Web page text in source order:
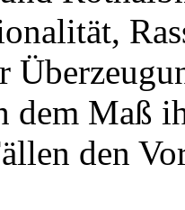
dem Maß
den